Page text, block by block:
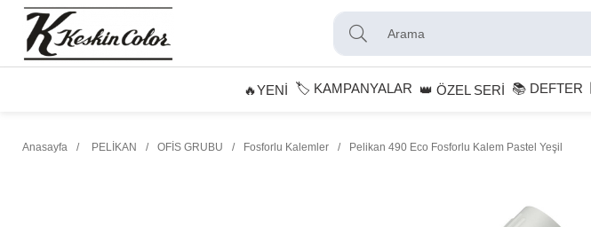
🔥YENİ 🏷️ KAMPANYALAR 👑 ÖZEL SERİ 📚 DEFTER
Anasayfa PELİKAN OFİS GRUBU Fosforlu Kalemler Pelikan 490 Eco Fosforlu Kalem Pastel Yeşil